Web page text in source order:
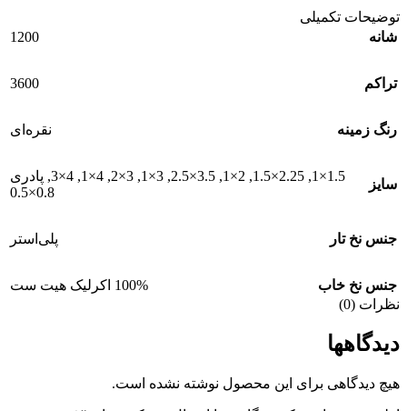
توضیحات تکمیلی
شانه
1200
تراکم 3600
رنگ زمینه نقره‌ای
سایز
1.5×1
,
2.25×1.5
,
2×1
,
3.5×2.5
,
3×1
,
3×2
,
4×1
,
4×3
, پادری
0.8×0.5
جنس نخ تار پلی‌استر
جنس نخ خاب
100% اکرلیک هیت ست
نظرات (0)
دیدگاهها
هیچ دیدگاهی برای این محصول نوشته نشده است.